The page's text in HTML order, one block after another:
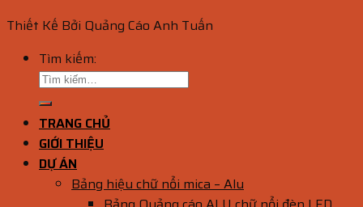
Thiết Kế Bởi Quảng Cáo Anh Tuấn
Tìm kiếm:
TRANG CHỦ
GIỚI THIỆU
DỰ ÁN
Bảng hiệu chữ nổi mica – Alu